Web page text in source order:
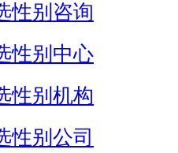
性别咨询
性别中心
性别机构
性别公司